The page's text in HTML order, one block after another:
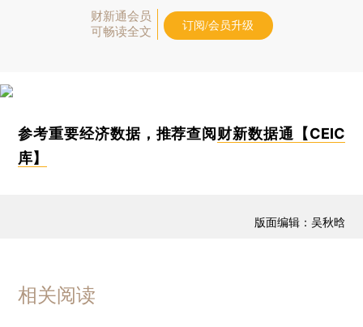
财新通会员
可畅读全文
订阅/会员升级
参考重要经济数据，推荐查阅 财新数据通【CEIC
库】
版面编辑：吴秋晗
相关阅读